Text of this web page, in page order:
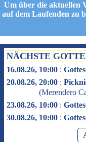
Um über die aktuellen
auf dem Laufenden zu
NÄCHSTE
16.08.26, 10:00 :
20.08.26, 20:00 :
(Merendero
23.08.26, 10:00 :
30.08.26, 10:00 :